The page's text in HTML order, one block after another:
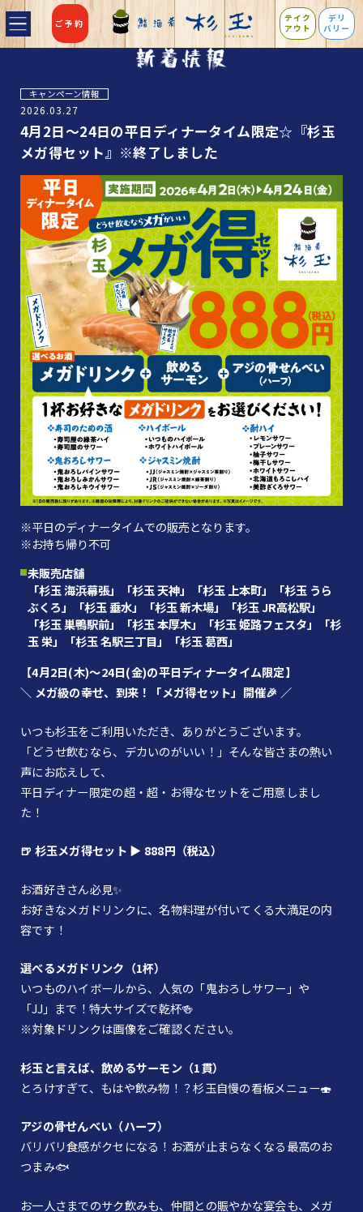
ご予約
テイク
アウト
デリ
バリー
キャンペーン情報
2026.03.27
4月2日～24日の平日ディナータイム限定☆『杉玉
メガ得セット』※終了しました
※平日のディナータイムでの販売となります。
※お持ち帰り不可
未販売店舗
「杉玉 海浜幕張」「杉玉 天神」「杉玉 上本町」「杉玉 うら
ぶくろ」「杉玉 垂水」「杉玉 新木場」「杉玉 JR高松駅」
「杉玉 巣鴨駅前」「杉玉 本厚木」「杉玉 姫路フェスタ」「杉
玉 栄」「杉玉 名駅三丁目」「杉玉 葛西」
【4月2日(木)～24日(金)の平日ディナータイム限定】
＼ メガ級の幸せ、到来！「メガ得セット」開催🎉 ／
いつも杉玉をご利用いただき、ありがとうございます。
「どうせ飲むなら、デカいのがいい！」そんな皆さまの熱い
声にお応えして、
平日ディナー限定の超・超・お得なセットをご用意しまし
た！
🍺 杉玉メガ得セット ▶ 888円（税込）
お酒好きさん必見✨
お好きなメガドリンクに、名物料理が付いてくる大満足の内
容です！
選べるメガドリンク（1杯）
いつものハイボールから、人気の「鬼おろしサワー」や
「JJ」まで！特大サイズで乾杯🍻
※対象ドリンクは画像をご確認ください。
杉玉と言えば、飲めるサーモン（1貫）
とろけすぎて、もはや飲み物！？杉玉自慢の看板メニュー🍣
アジの骨せんべい（ハーフ）
バリバリ食感がクセになる！お酒が止まらなくなる最高のお
つまみ🐟
お一人さまでのサク飲みも、仲間との賑やかな宴会も、メガ